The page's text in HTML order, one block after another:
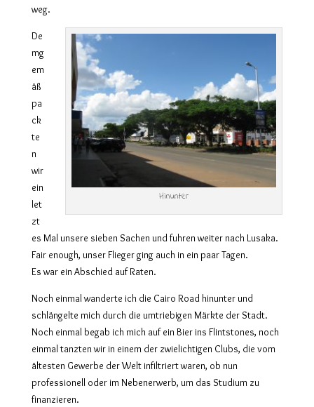
weg.
Hinunter
De
mg
em
äß
pa
ck
te
n
wir
ein
let
zt
es Mal unsere sieben Sachen und fuhren weiter nach Lusaka.
Fair enough, unser Flieger ging auch in ein paar Tagen.
Es war ein Abschied auf Raten.
Noch einmal wanderte ich die Cairo Road hinunter und
schlängelte mich durch die umtriebigen Märkte der Stadt.
Noch einmal begab ich mich auf ein Bier ins Flintstones, noch
einmal tanzten wir in einem der zwielichtigen Clubs, die vom
ältesten Gewerbe der Welt infiltriert waren, ob nun
professionell oder im Nebenerwerb, um das Studium zu
finanzieren.